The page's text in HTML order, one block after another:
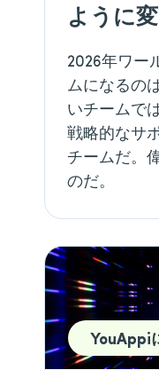
ように
2026年ワー
ムになるの
いチームで
戦略的なサ
チームだ。
のだ。
YouAppi